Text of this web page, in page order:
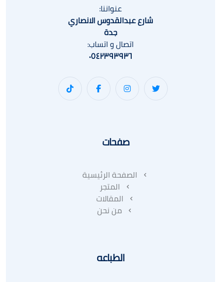
عنواننا:
شارع عبدالقدوس الانصاري
جدة
اتصال و اتساب:
٠٥٤٢٣٩٣٩٣٦
صفحات
الصفحة الرئيسية
المتجر
المقالات
من نحن
الطباعه